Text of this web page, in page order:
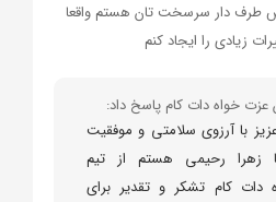
طرف دار سرسخت تان هستم واقعا
زیادی را ایجاد کنم
عزت خواه دات کام پاسخ داد:
با آرزوی سلامتی و موفقیت
زهرا رحیمی هستم از تیم
دات کام تشکر و تقدیر برای